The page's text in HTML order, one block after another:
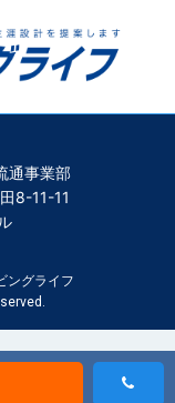
通事業部
8-11-11
ングライフ